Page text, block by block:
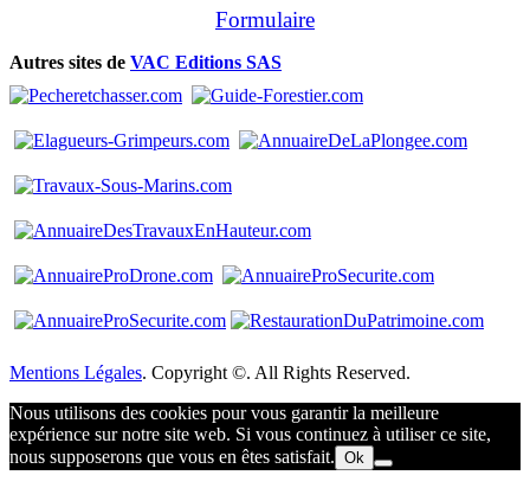
Formulaire
Autres sites de VAC Editions SAS
Mentions Légales. Copyright ©. All Rights Reserved.
Nous utilisons des cookies pour vous garantir la meilleure
expérience sur notre site web. Si vous continuez à utiliser ce site,
nous supposerons que vous en êtes satisfait. Ok